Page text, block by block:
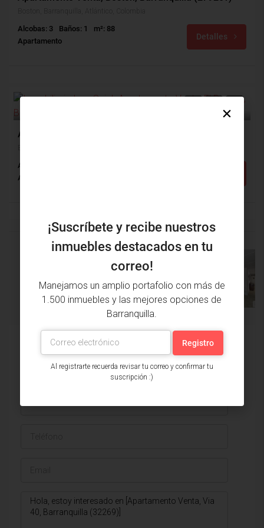
Alcobas: 3 Baños: 1
m²: 88
Apartamento
Detalles
Apartamento Venta, El Recreo, Barranquilla (28689)
Alcobas: 3
Apartamento
ANTERIOR
PRÓXIMA
PROPIEDAD
Issa Saieh Inmobiliaria
Ver listados
¡Suscríbete y recibe nuestros
inmuebles destacados en tu
correo!
Manejamos un amplio portafolio con más de
1.500 inmuebles y las mejores opciones de
Barranquilla.
Al registrarte recuerda revisar tu correo y confirmar tu
suscripción :)